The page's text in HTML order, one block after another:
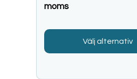
moms
Välj alternativ